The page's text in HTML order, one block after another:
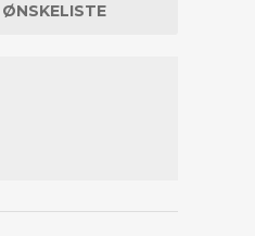
ØNSKELISTE